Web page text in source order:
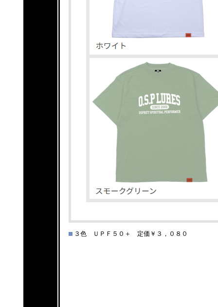
３色 ＵＰＦ５０＋ 定価￥３，０８０